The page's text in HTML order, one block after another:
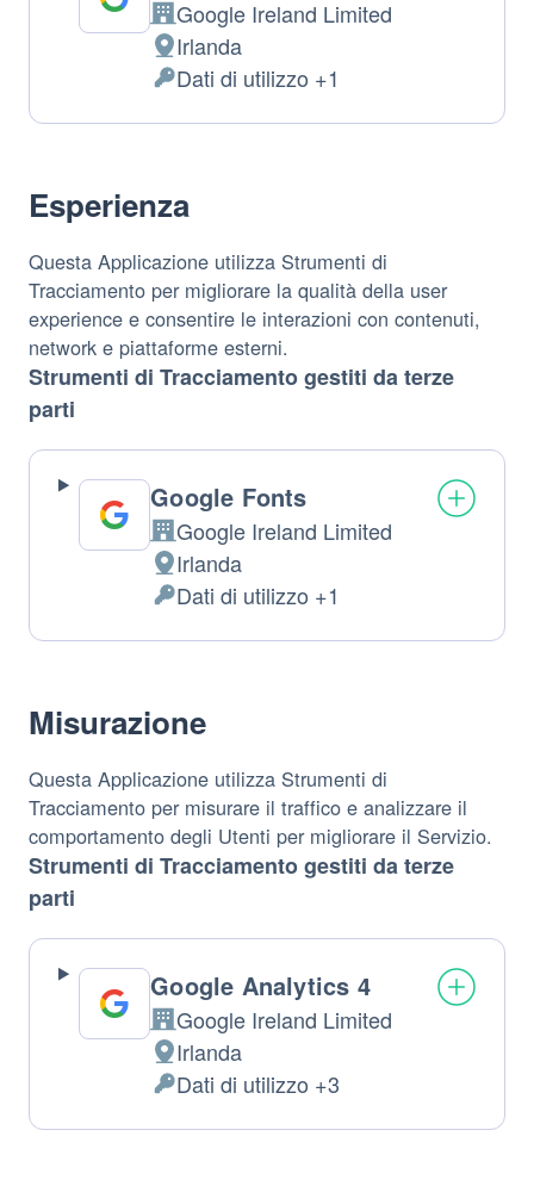
Azienda:
Google Ireland Limited
Luogo
del
trattamento:
Irlanda
Dati
Personali
Dati di utilizzo +1
Esperienza
Questa Applicazione utilizza Strumenti di
Tracciamento per migliorare la qualità della user
experience e consentire le interazioni con contenuti,
network e piattaforme esterni.
Strumenti di Tracciamento gestiti da terze
parti
Google Fonts
Azienda:
Google Ireland Limited
Luogo
del
trattamento:
Irlanda
Dati
Personali
Dati di utilizzo +1
Misurazione
Questa Applicazione utilizza Strumenti di
Tracciamento per misurare il traffico e analizzare il
comportamento degli Utenti per migliorare il Servizio.
Strumenti di Tracciamento gestiti da terze
parti
Google Analytics 4
Azienda:
Google Ireland Limited
Luogo
del
trattamento:
Irlanda
Dati
Personali
Dati di utilizzo +3